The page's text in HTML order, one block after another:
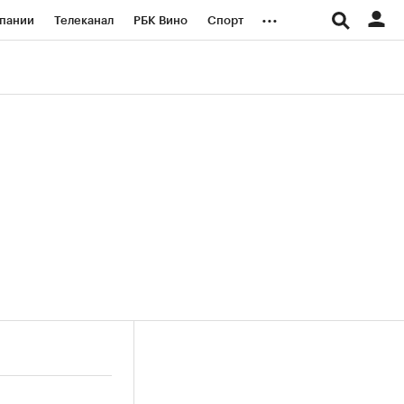
Телеканал РБК Вино Спорт ...